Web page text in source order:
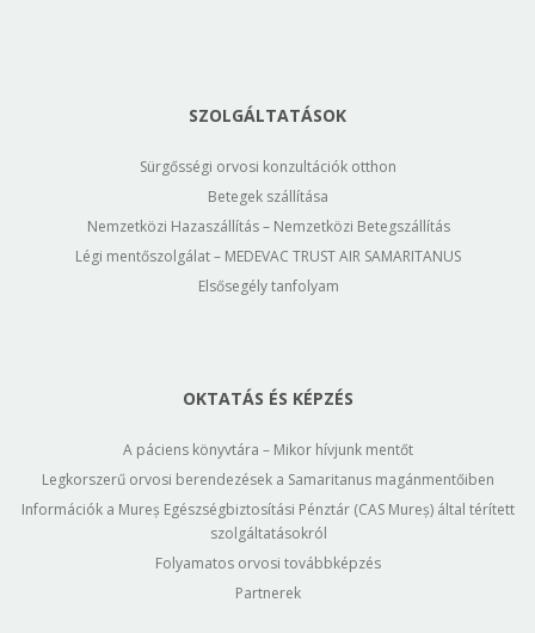
SZOLGÁLTATÁSOK
Sürgősségi orvosi konzultációk otthon
Betegek szállítása
Nemzetközi Hazaszállítás – Nemzetközi Betegszállítás
Légi mentőszolgálat – MEDEVAC TRUST AIR SAMARITANUS
Elsősegély tanfolyam
OKTATÁS ÉS KÉPZÉS
A páciens könyvtára – Mikor hívjunk mentőt
Legkorszerű orvosi berendezések a Samaritanus magánmentőiben
Információk a Mureș Egészségbiztosítási Pénztár (CAS Mureș) által térített
szolgáltatásokról
Folyamatos orvosi továbbképzés
Partnerek